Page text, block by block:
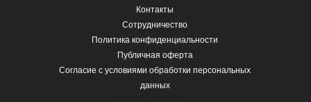
Контакты
Сотрудничество
Политика конфиденциальности
Публичная оферта
Согласие с условиями обработки персональных
данных